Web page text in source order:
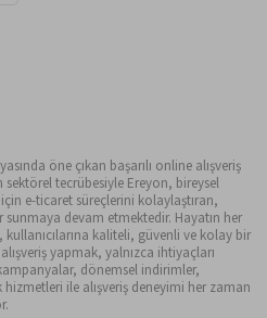
öne çıkan başarılı online alışveriş
sektörel tecrübesiyle Ereyon, bireysel
e-ticaret süreçlerini kolaylaştıran,
devam etmektedir. Hayatın her
kaliteli, güvenli ve kolay bir
yapmak, yalnızca ihtiyaçları
dönemsel indirimler,
ile alışveriş deneyimi her zaman